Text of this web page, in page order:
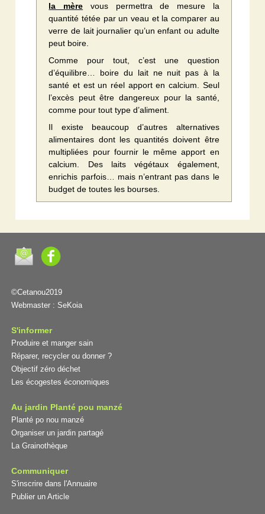
la mère
vous permettra de mesure la
quantité tétée par un veau et la comparer au
verre de lait journalier qu’un enfant ou adulte
peut boire.
Comme pour tout, c’est une question
d’équilibre… boire du lait ne nuit pas à la
santé et est un réel apport en calcium. Seul
l’excès peut être dangereux pour la santé,
comme pour tout type d’aliment.
Il existe beaucoup d’autres alternatives
alimentaires dont les quantités doivent être
multipliées pour fournir le même apport en
calcium. Des laits végétaux également,
enrichis parfois… mais n’entrant pas dans le
budget de toutes les bourses.
©Cetanou2019
Webmaster : SeKoia
S'informer
Produire et manger sain
Réparer, recycler ou donner ?
Objectif zéro déchet
Les écogestes économiques
Au jardin Planté pou manzé
Planté po nou manzé
Organiser un jardin partagé
La Grainothèque
Communiquer
S'inscrire dans l'Annuaire
Publier un Article